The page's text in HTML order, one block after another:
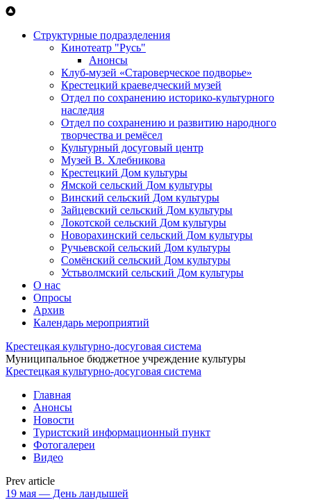
Перейти к основному содержанию
Структурные подразделения
Кинотеатр "Русь"
Анонсы
Клуб-музей «Староверческое подворье»
Крестецкий краеведческий музей
Отдел по сохранению историко-культурного
наследия
Отдел по сохранению и развитию народного
творчества и ремёсел
Культурный досуговый центр
Музей В. Хлебникова
Крестецкий Дом культуры
Ямской сельский Дом культуры
Винский сельский Дом культуры
Зайцевский сельский Дом культуры
Локотской сельский Дом культуры
Новорахинский сельский Дом культуры
Ручьевской сельский Дом культуры
Сомёнский сельский Дом культуры
Устьволмский сельский Дом культуры
О нас
Опросы
Архив
Календарь мероприятий
Крестецкая культурно-досуговая система
Муниципальное бюджетное учреждение культуры
Крестецкая культурно-досуговая система
Главная
Анонсы
Новости
Туристский информационный пункт
Фотогалереи
Видео
Prev article
19 мая — День ландышей